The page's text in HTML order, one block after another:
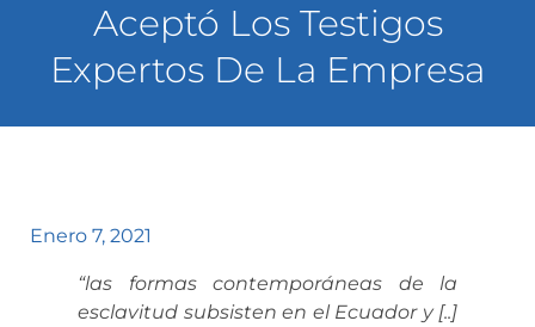
Aceptó Los Testigos
Expertos De La Empresa
Enero 7, 2021
“las formas contemporáneas de la
esclavitud subsisten en el Ecuador y [..]